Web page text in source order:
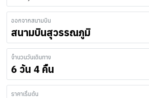
ออกจากสนามบิน
สนามบินสุวรรณภูมิ
จำนวนวันเดินทาง
6 วัน 4 คืน
ราคาเริ่มต้น